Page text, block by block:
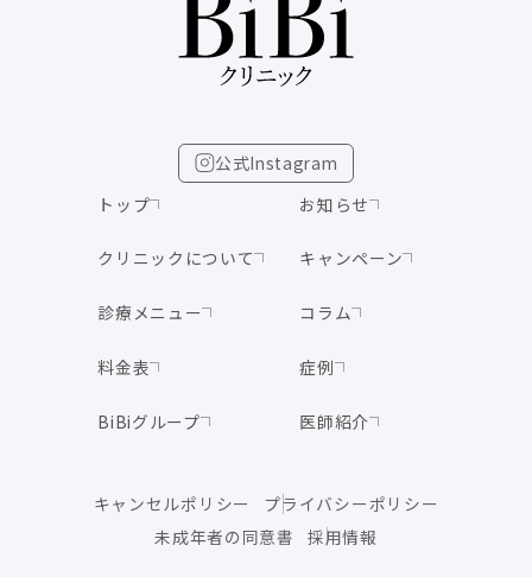
公式Instagram
トップ
クリニックについて
診療メニュー
料金表
BiBiグループ
お知らせ
キャンペーン
コラム
症例
医師紹介
キャンセルポリシー
プライバシーポリシー
未成年者の同意書
採用情報